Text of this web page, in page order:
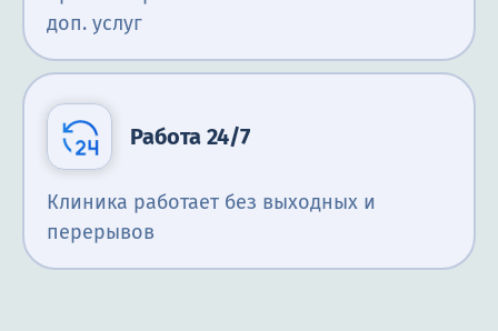
доп. услуг
Работа 24/7
Клиника работает без выходных и
перерывов